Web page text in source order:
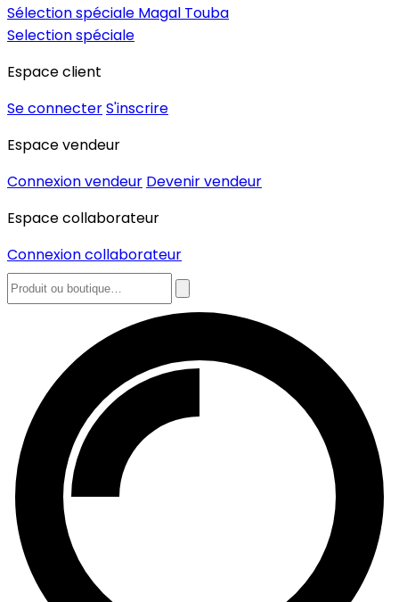
Sélection spéciale Magal Touba
Selection spéciale
Espace client
Se connecterS'inscrire
Espace vendeur
Connexion vendeur Devenir vendeur
Espace collaborateur
Connexion collaborateur